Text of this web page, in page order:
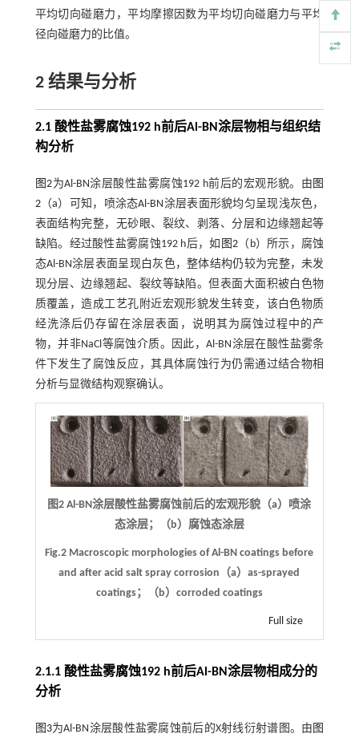
平均切向碰磨力，平均摩擦因数为平均切向碰磨力与平均
径向碰磨力的比值。
2 结果与分析
2.1 酸性盐雾腐蚀192 h前后Al-BN涂层物相与组织结
构分析
图2为Al-BN涂层酸性盐雾腐蚀192 h前后的宏观形貌。由 图
2（a）可知，喷涂态Al-BN涂层表面形貌均匀呈现浅灰色，
表面结构完整，无砂眼、裂纹、剥落、分层和边缘翘起等
缺陷。经过酸性盐雾腐蚀192 h后，如 图2（b）所示，腐蚀
态Al-BN涂层表面呈现白灰色，整体结构仍较为完整，未发
现分层、边缘翘起、裂纹等缺陷。但表面大面积被白色物
质覆盖，造成工艺孔附近宏观形貌发生转变，该白色物质
经洗涤后仍存留在涂层表面，说明其为腐蚀过程中的产
物，并非NaCl等腐蚀介质。因此，Al-BN涂层在酸性盐雾条
件下发生了腐蚀反应，其具体腐蚀行为仍需通过结合物相
分析与显微结构观察确认。
图2 Al-BN涂层酸性盐雾腐蚀前后的宏观形貌（a）喷涂
态涂层；（b）腐蚀态涂层
Fig.2 Macroscopic morphologies of Al-BN coatings before
and after acid salt spray corrosion（a）as-sprayed
coatings；（b）corroded coatings
Full size
2.1.1 酸性盐雾腐蚀192 h前后Al-BN涂层物相成分的
分析
图3为Al-BN涂层酸性盐雾腐蚀前后的X射线衍射谱图。由 图